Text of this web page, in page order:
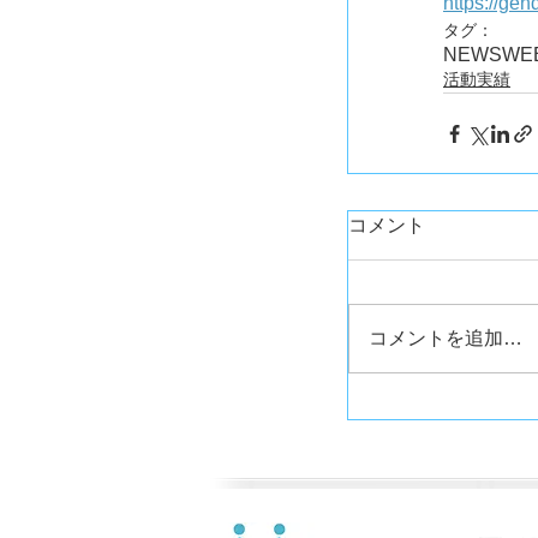
タグ：
NEWS
活動実績
コメント
コメントを追加…